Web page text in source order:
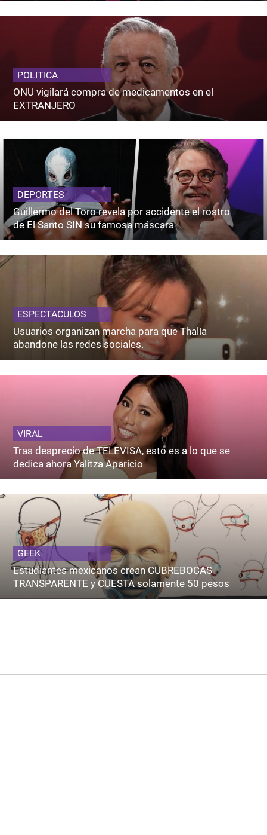
POLITICA
ONU vigilará compra de medicamentos en el
EXTRANJERO
DEPORTES
Guillermo del Toro revela por accidente el rostro
de El Santo SIN su famosa máscara
ESPECTACULOS
Usuarios organizan marcha para que Thalía
abandone las redes sociales.
VIRAL
Tras desprecio de TELEVISA, esto es a lo que se
dedica ahora Yalitza Aparicio
GEEK
Estudiantes mexicanos crean CUBREBOCAS
TRANSPARENTE y CUESTA solamente 50 pesos